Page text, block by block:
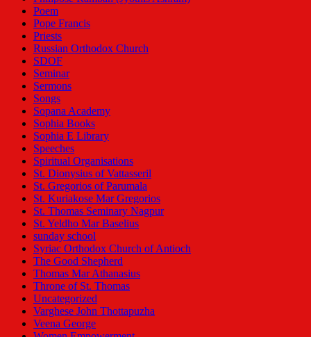
Poem
Pope Francis
Priests
Russian Orthodox Church
SDOF
Seminar
Sermons
Songs
Sopana Academy
Sophia Books
Sophia E Library
Speeches
Spiritual Organisations
St. Dionysius of Vattasseril
St. Gregorios of Parumala
St. Kuriakose Mar Gregorios
St. Thomas Seminary Nagpur
St. Yeldho Mar Baselius
sunday school
Syriac Orthodox Church of Antioch
The Good Shepherd
Thomas Mar Athanasius
Throne of St. Thomas
Uncategorized
Varghese John Thottapuzha
Veena George